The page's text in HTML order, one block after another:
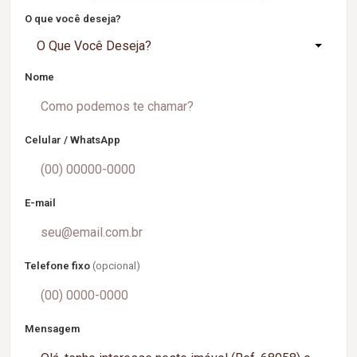
O que você deseja?
O Que Você Deseja?
Nome
Celular / WhatsApp
E-mail
Telefone fixo (opcional)
Mensagem